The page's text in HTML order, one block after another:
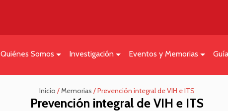
Quiénes Somos Investigación Eventos y Memorias
Inicio /Memorias /Prevención integral de VIH e ITS
Prevención integral de VIH e ITS